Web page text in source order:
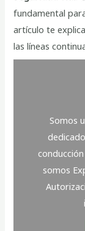
fundamental
artículo te
las líneas
Somos
somos